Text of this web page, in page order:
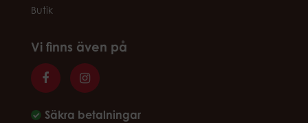
Butik
Vi finns även på
Säkra betalningar